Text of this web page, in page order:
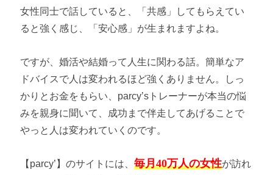
女性同士で話していると、「共感」してもらえてい
ると強く感じ、「安心感」が生まれますよね。
ですが、婚活や結婚って人生に関わる話。簡単なア
ドバイスで人は変われるほど強くありません。しっ
かりとお金をもらい、parcy’sトレーナーが本当の悩
みを親身に聞いて、成功まで伴走してあげることで
やっと人は変われていくのです。
【parcy’】のサイトには、 毎月40万人の女性が訪れ